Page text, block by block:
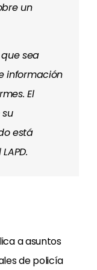
un
sea
información
El
está
a asuntos
de policía